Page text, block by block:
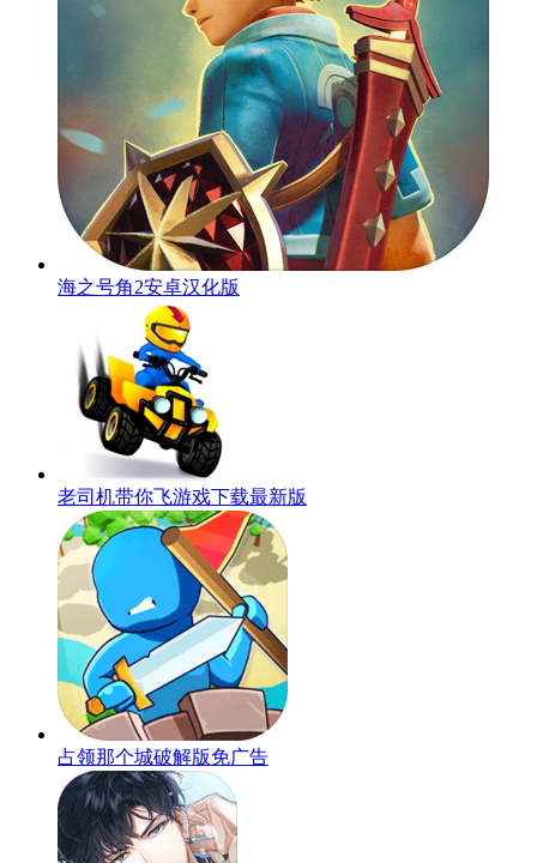
海之号角2安卓汉化版
老司机带你飞游戏下载最新版
占领那个城破解版免广告